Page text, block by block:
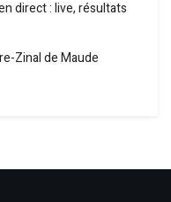
direct : live, résultats
Zinal de Maude